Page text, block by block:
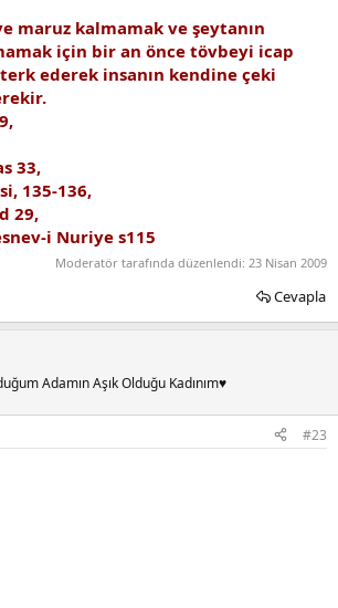
maruz kalmamak ve şeytanın
için bir an önce tövbeyi icap
ederek insanın kendine çeki
33,
135-136,
29,
i Nuriye s115
Moderatör tarafında düzenlendi: 23 Nisan 2009
Cevapla
Adamın Aşık Olduğu Kadınım♥
#23